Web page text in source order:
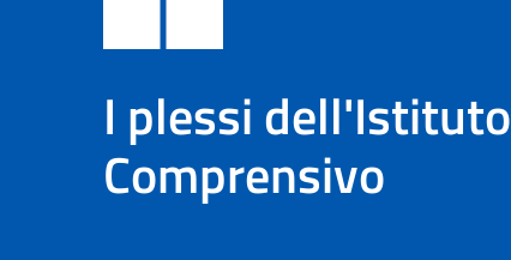
I plessi dell'Istituto
Comprensivo